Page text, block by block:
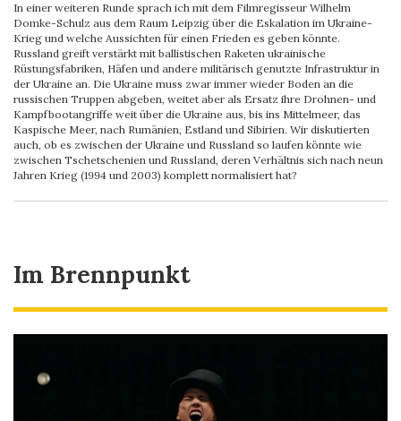
In einer weiteren Runde sprach ich mit dem Filmregisseur Wilhelm
Domke-Schulz aus dem Raum Leipzig über die Eskalation im Ukraine-
Krieg und welche Aussichten für einen Frieden es geben könnte.
Russland greift verstärkt mit ballistischen Raketen ukrainische
Rüstungsfabriken, Häfen und andere militärisch genutzte Infrastruktur in
der Ukraine an. Die Ukraine muss zwar immer wieder Boden an die
russischen Truppen abgeben, weitet aber als Ersatz ihre Drohnen- und
Kampfbootangriffe weit über die Ukraine aus, bis ins Mittelmeer, das
Kaspische Meer, nach Rumänien, Estland und Sibirien. Wir diskutierten
auch, ob es zwischen der Ukraine und Russland so laufen könnte wie
zwischen Tschetschenien und Russland, deren Verhältnis sich nach neun
Jahren Krieg (1994 und 2003) komplett normalisiert hat?
Im Brennpunkt